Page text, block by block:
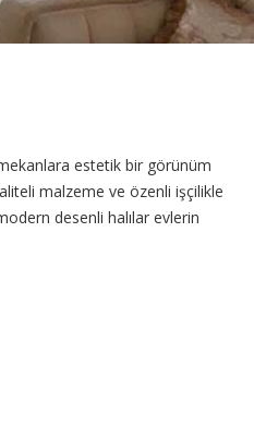
estetik bir görünüm
malzeme ve özenli işçilikle
desenli halılar evlerin